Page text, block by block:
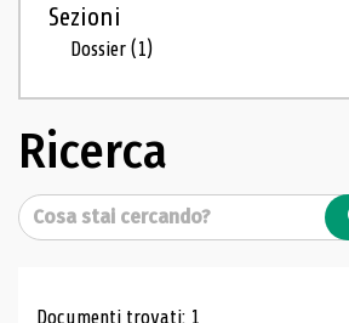
Sezioni
Dossier(1)
Ricerca
Cerca
Documenti trovati: 1